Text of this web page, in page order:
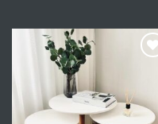
Favorilere
Ekle